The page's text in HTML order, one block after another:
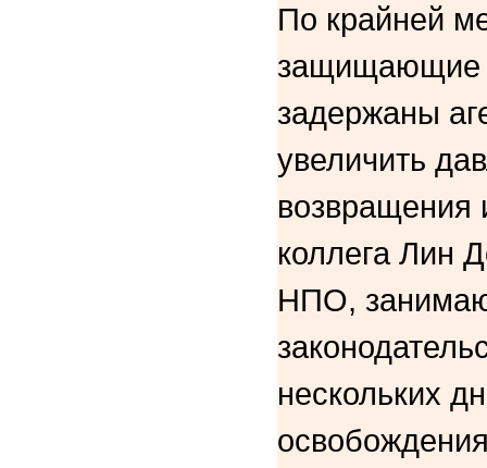
По крайней
защищающие
задержаны
увеличить
возвращения
коллега Лин
НПО,
нескольких